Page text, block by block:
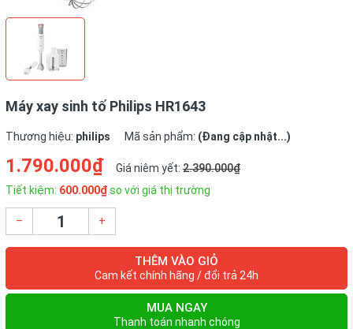
Máy xay sinh tố Philips HR1643
Thương hiệu: philips Mã sản phẩm: (Đang cập nhật...)
1.790.000₫ Giá niêm yết: 2.390.000₫
Tiết kiệm: 600.000₫so với giá thị trường
– +
THÊM VÀO GIỎ
Cam kết chính hãng / đổi trả 24h
MUA NGAY
Thanh toán nhanh chóng